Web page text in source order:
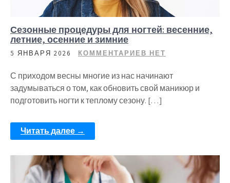
Сезонные процедуры для ногтей: весенние,
летние, осенние и зимние
5 ЯНВАРЯ 2026 КОММЕНТАРИЕВ НЕТ
С приходом весны многие из нас начинают
задумываться о том, как обновить свой маникюр и
подготовить ногти к теплому сезону. […]
Читать далее →